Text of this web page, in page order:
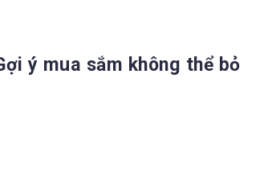
ý mua sắm không thể bỏ